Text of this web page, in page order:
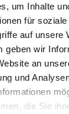
um Inhalte
für
auf unsere
geben wir
an
und
die Sie